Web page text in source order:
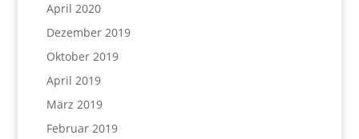
April 2020
Dezember 2019
Oktober 2019
April 2019
März 2019
Februar 2019